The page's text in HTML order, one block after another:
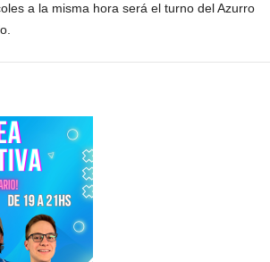
a la misma hora será el turno del Azurro